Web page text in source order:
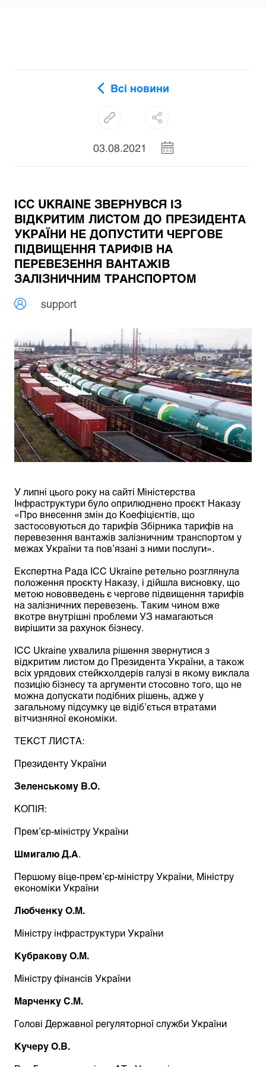
Всі новини
03.08.2021
ІСС UKRAINE ЗВЕРНУВСЯ ІЗ
ВІДКРИТИМ ЛИСТОМ ДО ПРЕЗИДЕНТА
УКРАЇНИ НЕ ДОПУСТИТИ ЧЕРГОВЕ
ПІДВИЩЕННЯ ТАРИФІВ НА
ПЕРЕВЕЗЕННЯ ВАНТАЖІВ
ЗАЛІЗНИЧНИМ ТРАНСПОРТОМ
support
У липні цього року на сайті Міністерства
Інфраструктури було оприлюднено проєкт Наказу
«Про внесення змін до Коефіцієнтів, що
застосовуються до тарифів Збірника тарифів на
перевезення вантажів залізничним транспортом у
межах України та пов’язані з ними послуги».
Експертна Рада ІСС Ukraine ретельно розглянула
положення проєкту Наказу, і дійшла висновку, що
метою нововведень є чергове підвищення тарифів
на залізничних перевезень. Таким чином вже
вкотре внутрішні проблеми УЗ намагаються
вирішити за рахунок бізнесу.
ІСС Ukraine ухвалила рішення звернутися з
відкритим листом до Президента України, а також
всіх урядових стейкхолдерів галузі в якому виклала
позицію бізнесу та аргументи стосовно того, що не
можна допускати подібних рішень, адже у
загальному підсумку це відіб’ється втратами
вітчизняної економіки.
ТЕКСТ ЛИСТА:
Президенту України
Зеленському В.О.
КОПІЯ:
Прем’єр-міністру України
Шмигалю Д.А
Першому віце-прем’єр-міністру України, Міністру
економіки України
Любченку О.М.
Міністру інфраструктури України
Кубракову О.М.
Міністру фінансів України
Марченку С.М.
Голові Державної регуляторної служби України
Кучеру О.В.